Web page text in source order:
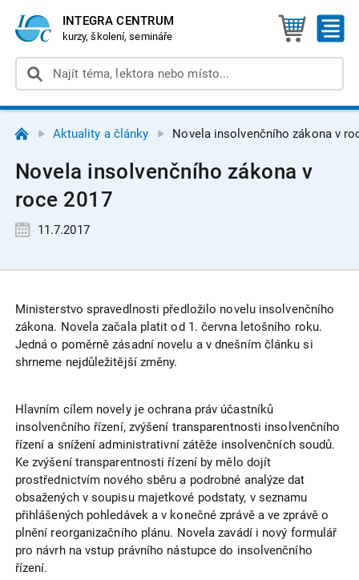
INTEGRA CENTRUM
kurzy, školení, semináře
Aktuality a články Novela insolvenčního zákona v
Novela insolvenčního zákona v
roce 2017
11.7.2017
Ministerstvo spravedlnosti předložilo novelu insolvenčního
zákona. Novela začala platit od 1. června letošního roku.
Jedná o poměrně zásadní novelu a v dnešním článku si
shrneme nejdůležitější změny.
Hlavním cílem novely je ochrana práv účastníků
insolvenčního řízení, zvýšení transparentnosti insolvenčního
řízení a snížení administrativní zátěže insolvenčních soudů.
Ke zvýšení transparentnosti řízení by mělo dojít
prostřednictvím nového sběru a podrobné analýze dat
obsažených v soupisu majetkové podstaty, v seznamu
přihlášených pohledávek a v konečné zprávě a ve zprávě o
plnění reorganizačního plánu. Novela zavádí i nový formulář
pro návrh na vstup právního nástupce do insolvenčního
řízení.